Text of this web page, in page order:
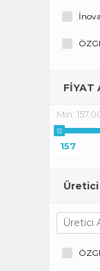
İnova
FİYAT
Min:
157
Üretici